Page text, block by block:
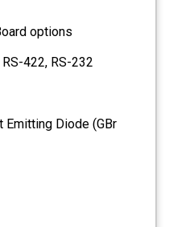
options
422, RS-232
Emitting Diode (GBr